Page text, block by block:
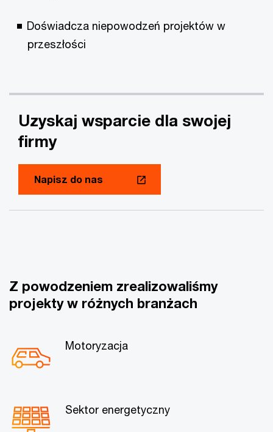
Doświadcza niepowodzeń projektów w
przeszłości
Uzyskaj wsparcie dla swojej
firmy
Napisz do nas
Z powodzeniem zrealizowaliśmy
projekty w różnych branżach
Motoryzacja
Sektor energetyczny